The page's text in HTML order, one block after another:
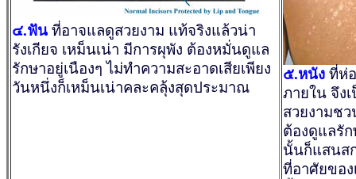
๔.ฟันที่อาจแลดูสวยงาม แท้จริงแล้วน่า
รังเกียจ เหม็นเน่า มีการผุพัง ต้องหมั่นดูแล
รักษาอยู่เนืองๆ ไม่ทำความสะอาดเสียเพียง
วันหนึ่งก็เหม็นเน่าคละคลุ้งสุดประมาณ
๕.หนังที่ห่อ
ภายใน จึง
สวยงามชว
ต้องดูแลรั
นั้นก็แสนส
ที่อาศัยขอ